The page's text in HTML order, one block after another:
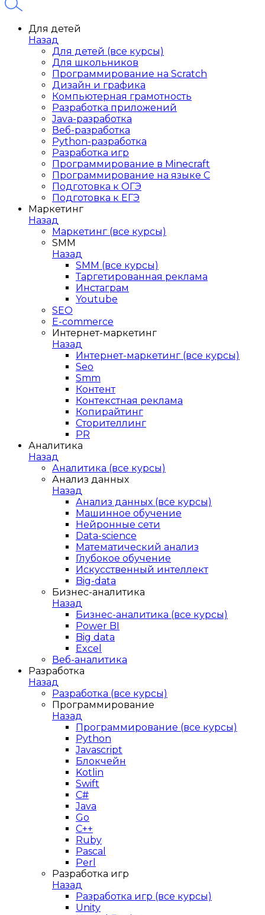
Для детей
Назад
Для детей (все курсы)
Для школьников
Программирование на Scratch
Дизайн и графика
Компьютерная грамотность
Разработка приложений
Java-разработка
Веб-разработка
Python-разработка
Разработка игр
Программирование в Minecraft
Программирование на языке C
Подготовка к ОГЭ
Подготовка к ЕГЭ
Маркетинг
Назад
Маркетинг (все курсы)
SMM
Назад
SMM (все курсы)
Таргетированная реклама
Инстаграм
Youtube
SEO
E-сommerce
Интернет-маркетинг
Назад
Интернет-маркетинг (все курсы)
Seo
Smm
Контент
Контекстная реклама
Копирайтинг
Сторителлинг
PR
Аналитика
Назад
Аналитика (все курсы)
Анализ данных
Назад
Анализ данных (все курсы)
Машинное обучение
Нейронные сети
Data-science
Математический анализ
Глубокое обучение
Искусственный интеллект
Big-data
Бизнес-аналитика
Назад
Бизнес-аналитика (все курсы)
Power BI
Big data
Excel
Веб-аналитика
Разработка
Назад
Разработка (все курсы)
Программирование
Назад
Программирование (все курсы)
Python
Javascript
Блокчейн
Kotlin
Swift
C#
Java
Go
C++
Ruby
Pascal
Perl
Разработка игр
Назад
Разработка игр (все курсы)
Unity